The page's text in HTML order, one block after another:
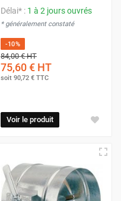
Délai* : 1 à 2 jours ouvrés
* généralement constaté
-10%
84,00 €HT
75,60 € HT
soit 90,72 € TTC
Voir le produit